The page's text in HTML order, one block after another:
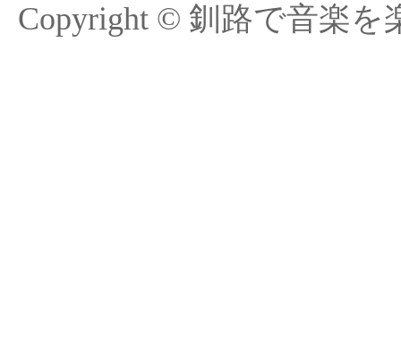
Copyright © 釧路で音楽を